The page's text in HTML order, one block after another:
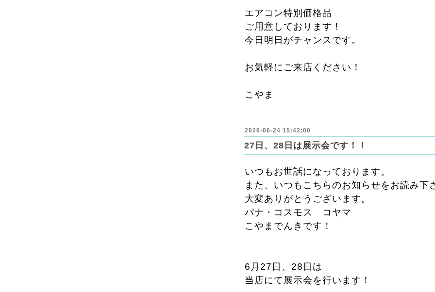
エアコン特別価格品
ご用意しております！
今日明日がチャンスです。
お気軽にご来店ください！
こやま
2026-06-24 15:42:00
27日、28日は展示会です！！
いつもお世話になっております。
また、いつもこちらのお知らせをお読み下
大変ありがとうございます。
パナ・コスモス コヤマ
こやまでんきです！
6月27日、28日は
当店にて展示会を行います！